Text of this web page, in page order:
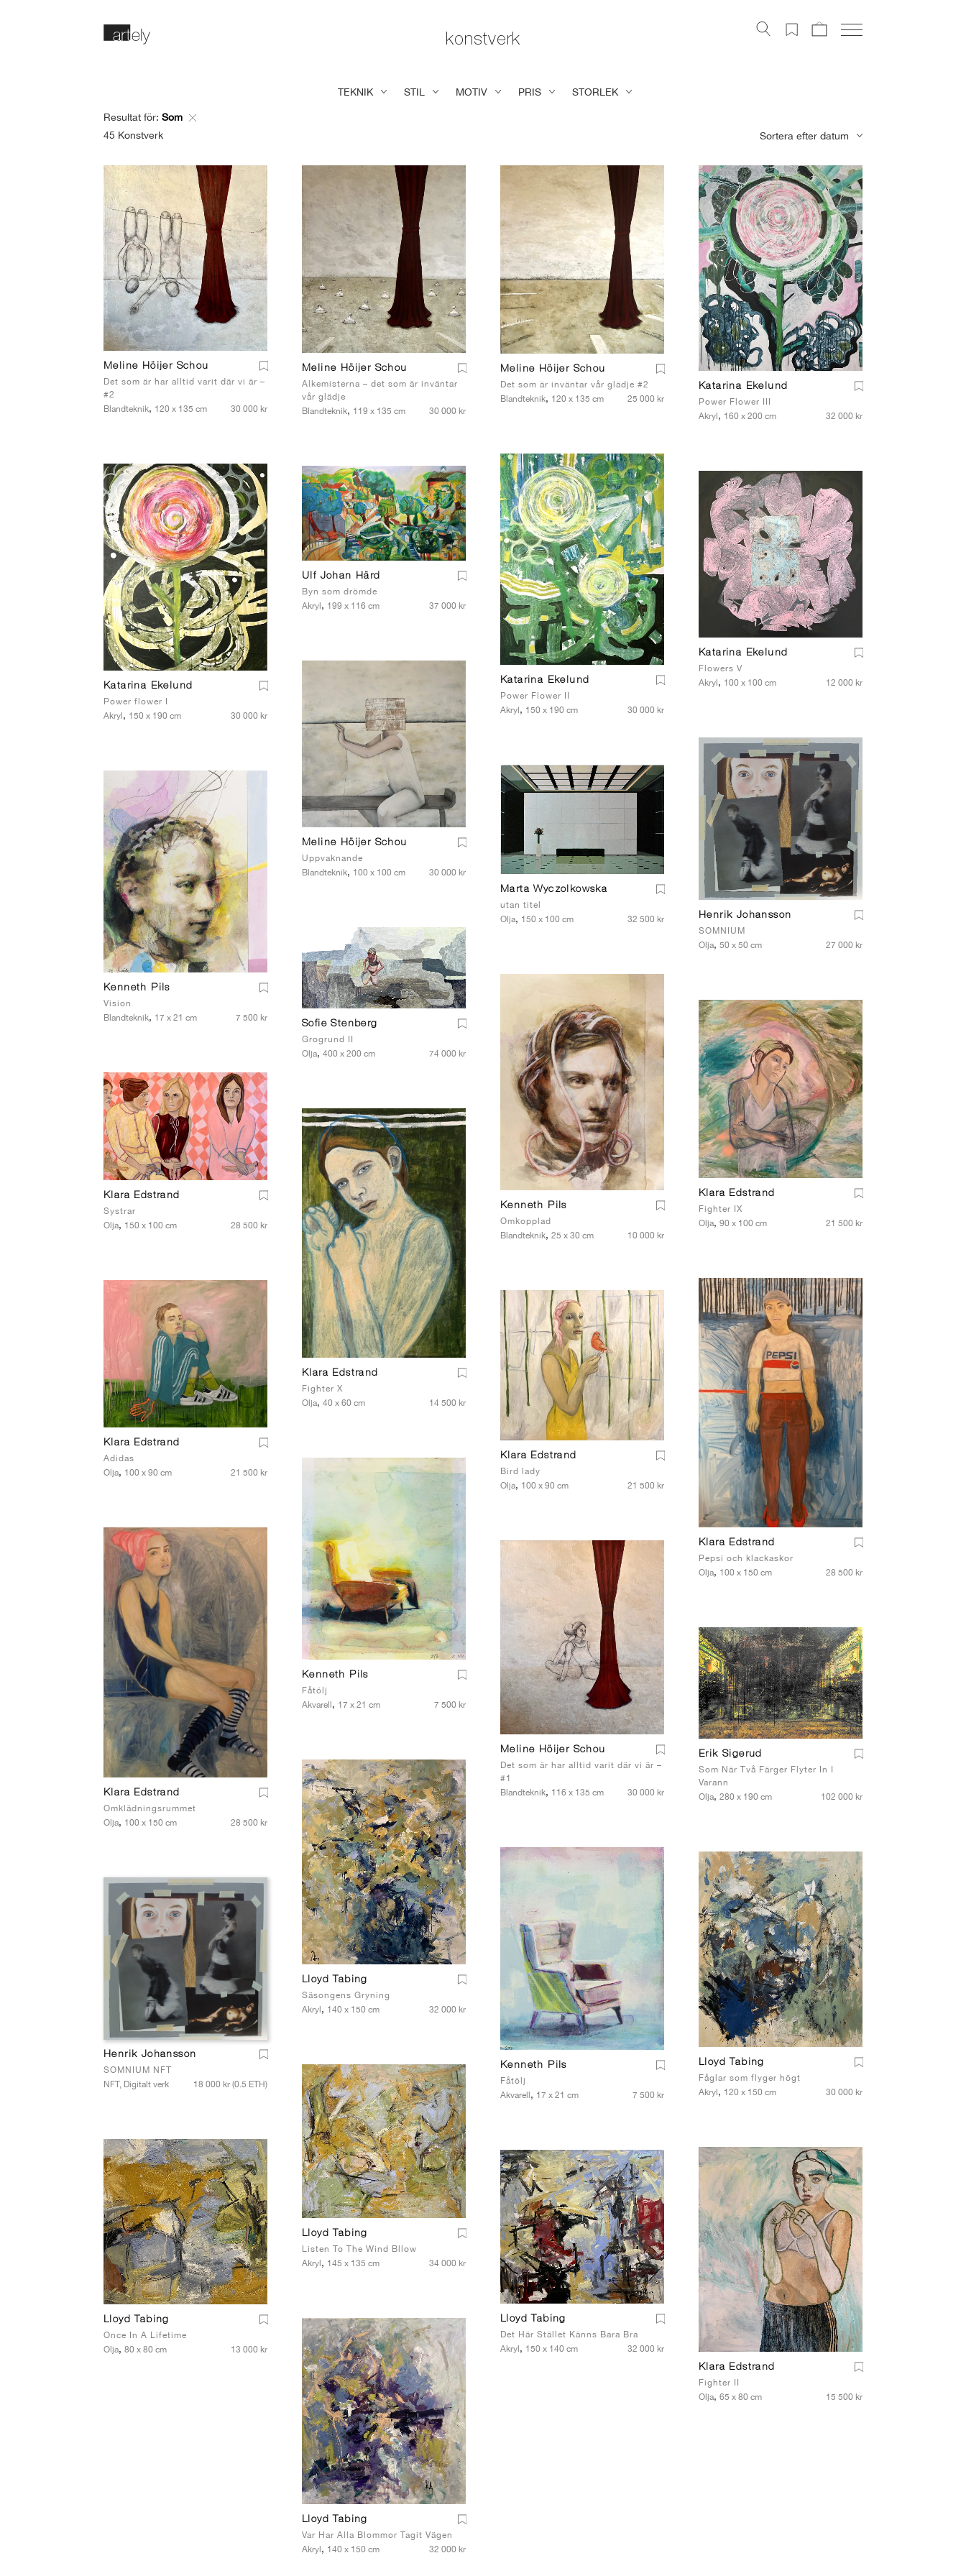
Konstnyheter
Bli Medlem
Facebook
Instagram
About Artely
TEKNIK STIL MOTIV PRIS STORLEK
konstverk
Resultat för: Som
45 Konstverk Sortera efter datum
Meline Höijer Schou
Det som är har alltid varit där vi är –
#2
Blandteknik, 120 x 135 cm 30 000 kr
Meline Höijer Schou
Alkemisterna – det som är inväntar
vår glädje
Blandteknik, 119 x 135 cm 30 000 kr
Meline Höijer Schou
Det som är inväntar vår glädje #2
Blandteknik, 120 x 135 cm 25 000 kr
Katarina Ekelund
Power Flower III
Akryl , 160 x 200 cm 32 000 kr
Katarina Ekelund
Power Flower II
Akryl , 150 x 190 cm 30 000 kr
Katarina Ekelund
Power flower I
Akryl , 150 x 190 cm 30 000 kr
Ulf Johan Härd
Byn som drömde
Akryl, 199 x 116 cm 37 000 kr
Katarina Ekelund
Flowers V
Akryl , 100 x 100 cm 12 000 kr
Meline Höijer Schou
Uppvaknande
Blandteknik, 100 x 100 cm 30 000 kr
Henrik Johansson
SOMNIUM
Olja, 50 x 50 cm 27 000 kr
Marta Wyczolkowska
utan titel
Olja, 150 x 100 cm 32 500 kr
Kenneth Pils
Vision
Blandteknik, 17 x 21 cm 7 500 kr
Sofie Stenberg
Grogrund II
Olja, 400 x 200 cm 74 000 kr
Kenneth Pils
Omkopplad
Blandteknik, 25 x 30 cm 10 000 kr
Klara Edstrand
Fighter IX
Olja, 90 x 100 cm 21 500 kr
Klara Edstrand
Systrar
Olja, 150 x 100 cm 28 500 kr
Klara Edstrand
Fighter X
Olja, 40 x 60 cm 14 500 kr
Klara Edstrand
Pepsi och klackaskor
Olja, 100 x 150 cm 28 500 kr
Klara Edstrand
Adidas
Olja, 100 x 90 cm 21 500 kr
Klara Edstrand
Bird lady
Olja, 100 x 90 cm 21 500 kr
Kenneth Pils
Fåtölj
Akvarell , 17 x 21 cm 7 500 kr
Klara Edstrand
Omklädningsrummet
Olja, 100 x 150 cm 28 500 kr
Meline Höijer Schou
Det som är har alltid varit där vi är –
#1
Blandteknik, 116 x 135 cm 30 000 kr
Erik Sigerud
Som När Två Färger Flyter In I
Varann
Olja, 280 x 190 cm 102 000 kr
Lloyd Tabing
Säsongens Gryning
Akryl, 140 x 150 cm 32 000 kr
Kenneth Pils
Fåtölj
Akvarell, 17 x 21 cm 7 500 kr
Lloyd Tabing
Fåglar som flyger högt
Akryl , 120 x 150 cm 30 000 kr
Henrik Johansson
SOMNIUM NFT
NFT, Digitalt verk
18 000 kr (0.5 ETH)
Lloyd Tabing
Listen To The Wind Bllow
Akryl, 145 x 135 cm 34 000 kr
Lloyd Tabing
Once In A Lifetime
Olja, 80 x 80 cm
13 000 kr
Klara Edstrand
Fighter II
Olja, 65 x 80 cm 15 500 kr
Lloyd Tabing
Det Här Stället Känns Bara Bra
Akryl, 150 x 140 cm 32 000 kr
Lloyd Tabing
Var Har Alla Blommor Tagit Vägen
Akryl , 140 x 150 cm 32 000 kr